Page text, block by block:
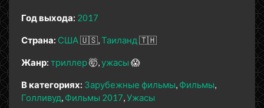
Год выхода: 2017
Страна: США🇺🇸 Таиланд 🇹🇭
Жанр: триллер🤯 ужасы 😱
В категориях: Зарубежные фильмы Фильмы
Голливуд Фильмы 2017 Ужасы